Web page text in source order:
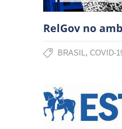
RelGov no
BRASIL, COVID-